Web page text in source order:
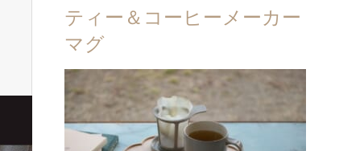
ティー＆コーヒーメーカー
マグ